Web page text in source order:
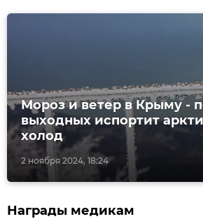
2 ноября 2024, 18:24
Мороз и ветер в Крыму -
выходных испортит
холод
Награды медикам